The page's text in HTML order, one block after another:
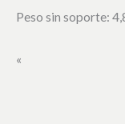
Peso sin soporte:
«